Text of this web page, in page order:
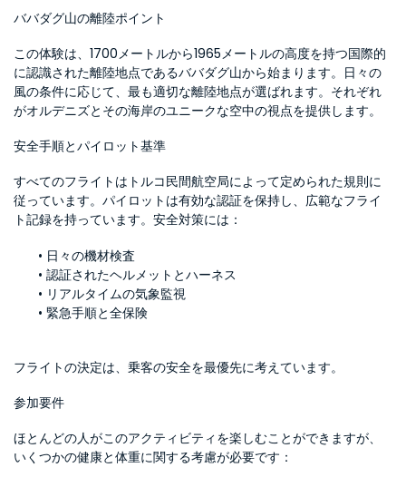
ババダグ山の離陸ポイント
この体験は、1700メートルから1965メートルの高度を持つ国際的
に認識された離陸地点であるババダグ山から始まります。日々の
風の条件に応じて、最も適切な離陸地点が選ばれます。それぞれ
がオルデニズとその海岸のユニークな空中の視点を提供します。
安全手順とパイロット基準
すべてのフライトはトルコ民間航空局によって定められた規則に
従っています。パイロットは有効な認証を保持し、広範なフライ
ト記録を持っています。安全対策には：
日々の機材検査
認証されたヘルメットとハーネス
リアルタイムの気象監視
緊急手順と全保険
フライトの決定は、乗客の安全を最優先に考えています。
参加要件
ほとんどの人がこのアクティビティを楽しむことができますが、
いくつかの健康と体重に関する考慮が必要です：